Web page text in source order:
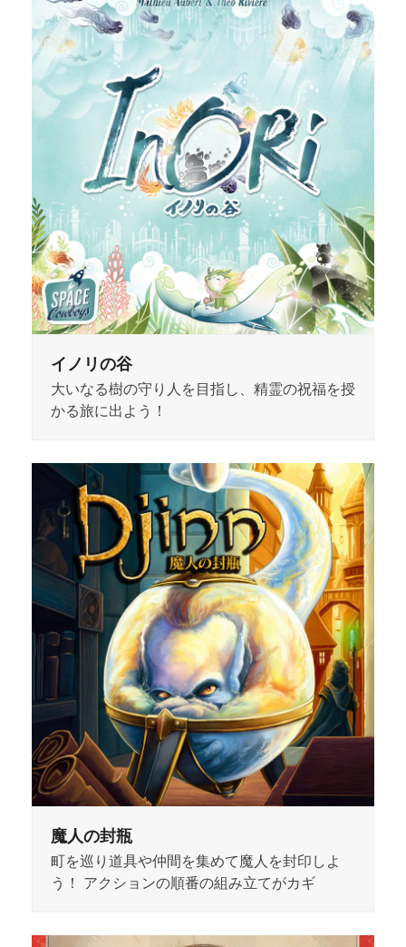
イノリの谷
大いなる樹の守り人を目指し、精霊の祝福を授
かる旅に出よう！
魔人の封瓶
町を巡り道具や仲間を集めて魔人を封印しよ
う！ アクションの順番の組み立てがカギ